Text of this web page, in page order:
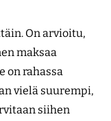
On arvioitu,
maksaa
on rahassa
vielä suurempi,
siihen